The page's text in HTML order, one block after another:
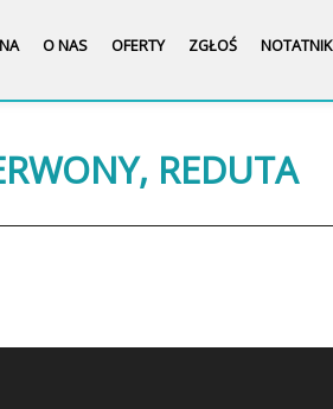
O NAS OFERTY ZGŁOŚ NOTATNIK
REDUTA